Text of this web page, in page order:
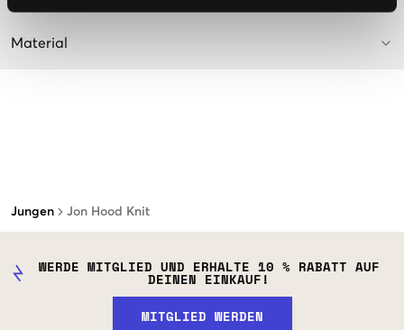
Jungen Jon Hood Knit
Material
WERDE MITGLIED UND ERHALTE 10 % RABATT AUF
DEINEN EINKAUF!
MITGLIED WERDEN